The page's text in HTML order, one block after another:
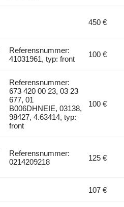
450 €
Referensnummer:
41031961, typ: front
100 €
Referensnummer:
673 420 00 23, 03 23
677, 01
B006DHNEIE, 03138,
98427, 4.63414, typ:
front
100 €
Referensnummer:
0214209218
125 €
107 €